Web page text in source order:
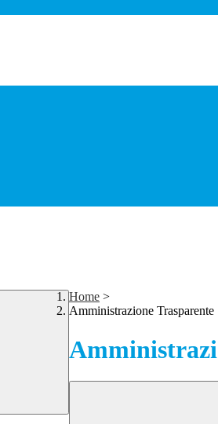
Home >
Amministrazione Trasparente